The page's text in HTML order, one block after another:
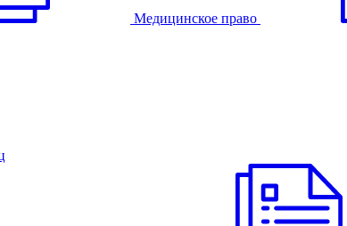
Медицинское право